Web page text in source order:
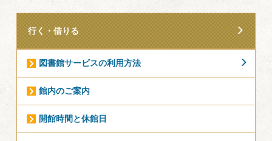
行く・借りる
図書館サービスの利用方法
館内のご案内
開館時間と休館日